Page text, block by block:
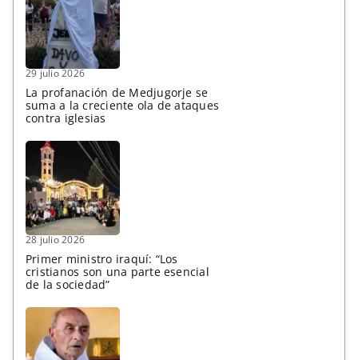
29 julio 2026
La profanación de Medjugorje se
suma a la creciente ola de ataques
contra iglesias
28 julio 2026
Primer ministro iraquí: “Los
cristianos son una parte esencial
de la sociedad”